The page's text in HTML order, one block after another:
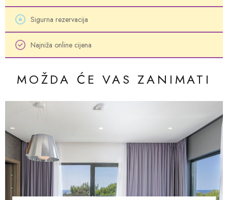
Sigurna rezervacija
Najniža online cijena
MOŽDA ĆE VAS ZANIMATI